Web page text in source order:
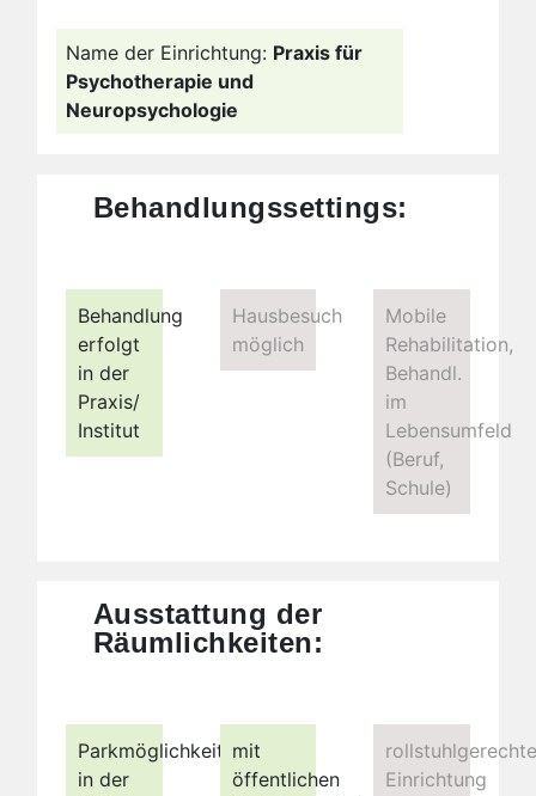
Name der Einrichtung: Praxis für
Psychotherapie und
Neuropsychologie
Behandlungssettings:
Behandlung
erfolgt
in der
Praxis/
Institut
Hausbesuch
möglich
Mobile
Rehabilitation,
Behandl.
im
Lebensumfeld
(Beruf,
Schule)
Ausstattung der
Räumlichkeiten:
Parkmöglichkeiten
in der
mit
öffentlichen
rollstuhlgerechte
Einrichtung